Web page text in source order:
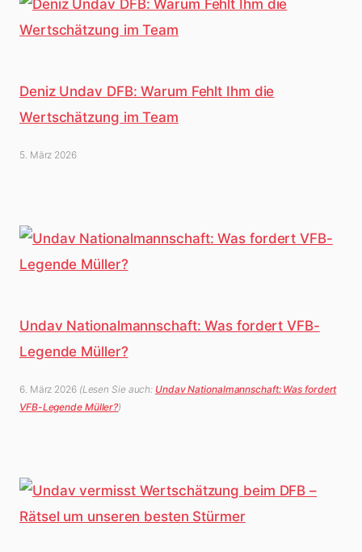
Deniz Undav DFB: Warum Fehlt Ihm die
Wertschätzung im Team
5. März 2026
Undav Nationalmannschaft: Was fordert VFB-
Legende Müller?
6. März 2026 (Lesen Sie auch: Undav Nationalmannschaft: Was fordert
VFB-Legende Müller?)